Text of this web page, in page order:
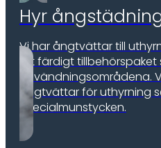
Hyr
Vi har ångtvättar till
ett färdigt
användningsområdena.
ångtvättar för uthyrning
specialmunstycken.